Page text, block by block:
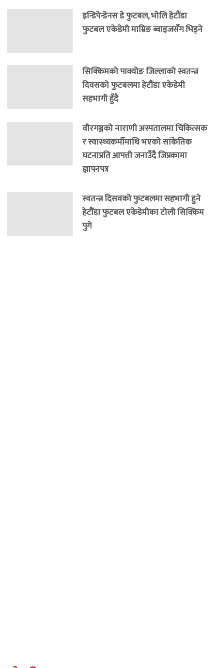
इन्डिपेन्डेनस डे फुटबल, भोलि हेटौंडा
फुटबल एकेडेमी माम्रिङ ब्वाइजसँग भिड्ने
सिक्किमको पाक्योङ जिल्लाको स्वतन्त्र
दिवसको फुटबलमा हेटौंडा एकेडेमी
सहभागी हुँदै
वीरगञ्जको नाराणी अस्पतालमा चिकित्सक
र स्वास्थ्यकर्मीमाथि भएको सांकेतिक
घटनाप्रति आपत्ती जनाउँदै जिप्रकामा
ज्ञापनपत्र
स्वतन्त्र दिसवको फुटबलमा सहभागी हुने
हेटौंडा फुटबल एकेडेमीका टोली सिक्किम
पुगे